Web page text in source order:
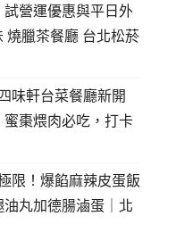
營運優惠與平日外
燒臘茶餐廳 台北松菸
味軒台菜餐廳新開
棗煨肉必吃，打卡
限！爆餡麻辣皮蛋飯
丸加德腸滷蛋｜北